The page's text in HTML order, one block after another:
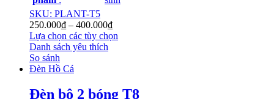
SKU: PLANT-T5
250.000₫ – 400.000₫
Lựa chọn các tùy chọn
Danh sách yêu thích
So sánh
Đèn Hồ Cá
Đèn bộ 2 bóng T8